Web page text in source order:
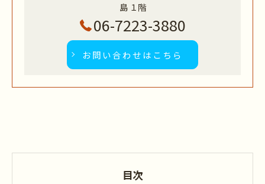
島 １階
06-7223-3880
お問い合わせはこちら
目次